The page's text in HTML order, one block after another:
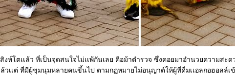
ห์โตเเล้ว ที่เป็นจุดสนใจไม่เเพ้กันเลย คือม้าตำรวจ ซึ่งคอยมาอำนวยความสะ
ล้วเเต่ ที่มีผู้ชุมนุมหลายคนขึ้นไป ตามกฏหมายไม่อนุญาต์ให้ผู้ที่ดื่มเเอลกอฮอลล์เ